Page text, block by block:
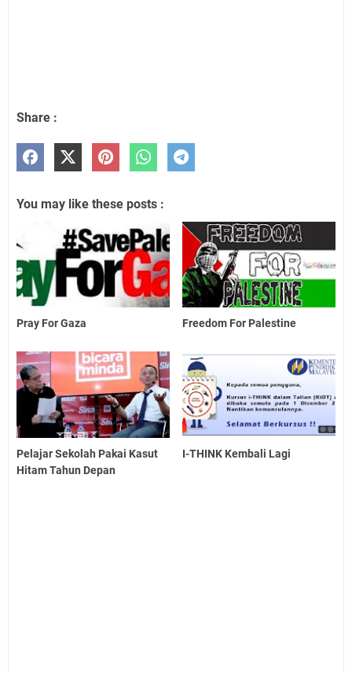
Share :
You may like these posts :
Pray For Gaza Freedom For Palestine
Pelajar Sekolah Pakai Kasut
Hitam Tahun Depan
I-THINK Kembali Lagi